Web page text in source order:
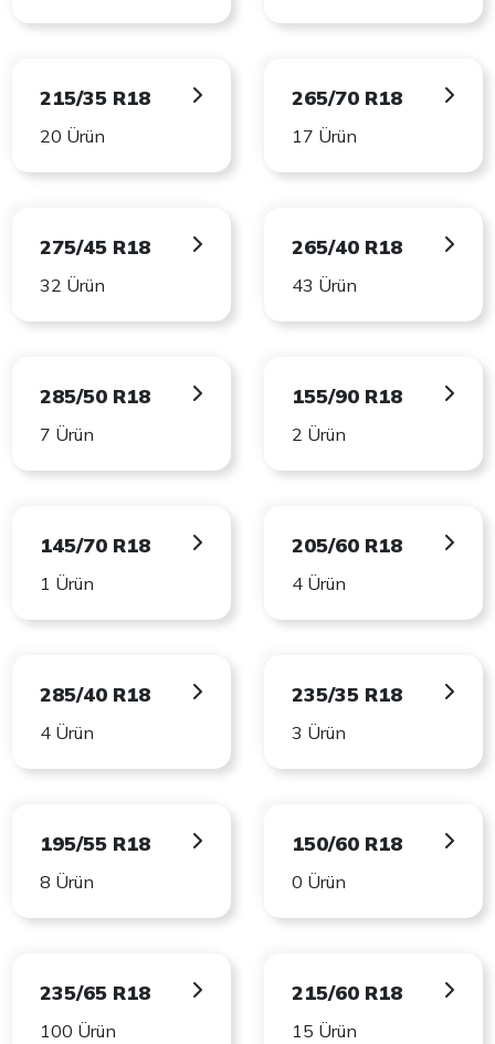
215/35 R18
20 Ürün
265/70 R18
17 Ürün
275/45 R18
32 Ürün
265/40 R18
43 Ürün
285/50 R18
7 Ürün
155/90 R18
2 Ürün
145/70 R18
1 Ürün
205/60 R18
4 Ürün
285/40 R18
4 Ürün
235/35 R18
3 Ürün
195/55 R18
8 Ürün
150/60 R18
0 Ürün
235/65 R18
100 Ürün
215/60 R18
15 Ürün